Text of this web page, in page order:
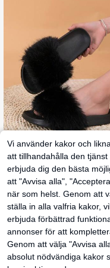
EU Warehouse 1 par plysch
lksäkra platt bekväma
andaler, lämpliga för
108kr
Vi använder kakor och
att tillhandahålla den
erbjuda dig den bästa
att "Avvisa alla",
när som helst. Genom att
ställa in alla valfria kakor,
erbjuda förbättrad
annonser för att
Genom att välja "Avvisa
absolut nödvändiga kakor